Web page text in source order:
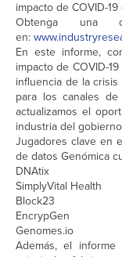
impacto de COVID-
Obtenga una
en:
En este informe,
impacto de COVID-
influencia de la
para los canales
actualizamos el
industria del
Jugadores clave en
de datos Genómica
DNAtix
SimplyVital Health
Block23
EncrypGen
Genomes.io
Además, el